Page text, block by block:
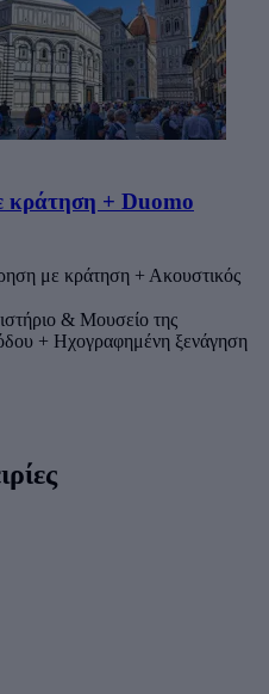
κράτηση + Duomo
με κράτηση + Ακουστικός
& Μουσείο της
+ Ηχογραφημένη ξενάγηση